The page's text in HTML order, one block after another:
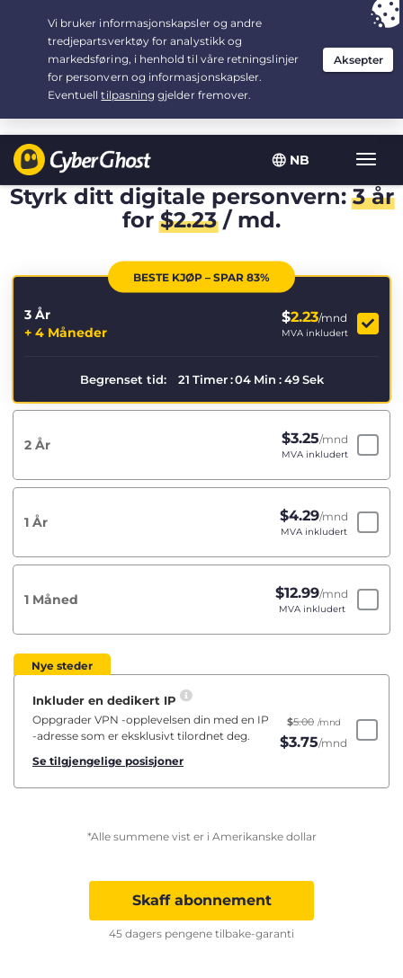
NB
Vis/
Your choice: The Best Dealfor 3.3333333333333-years at $
/month
Styrk ditt digitale personvern:3 år
for$2.23/ md.
BESTE KJØP – SPAR 83%
3 År
+ 4 Måneder
$2.23/mnd
MVA inkludert
Begrenset tid: 21 Timer :04 Min : 48 Sek
2 År $3.25/mnd
MVA inkludert
1 År $4.29/mnd
MVA inkludert
1 Måned $12.99/mnd
MVA inkludert
Nye steder
Inkluder en dedikert IP
Oppgrader VPN -opplevelsen din med en IP
-adresse som er eksklusivt tilordnet deg.
Se tilgjengelige posisjoner
$5.00 /mnd
$3.75/mnd
*Alle summene vist er i Amerikanske dollar
Skaff abonnement
45 dagers pengene tilbake-garanti